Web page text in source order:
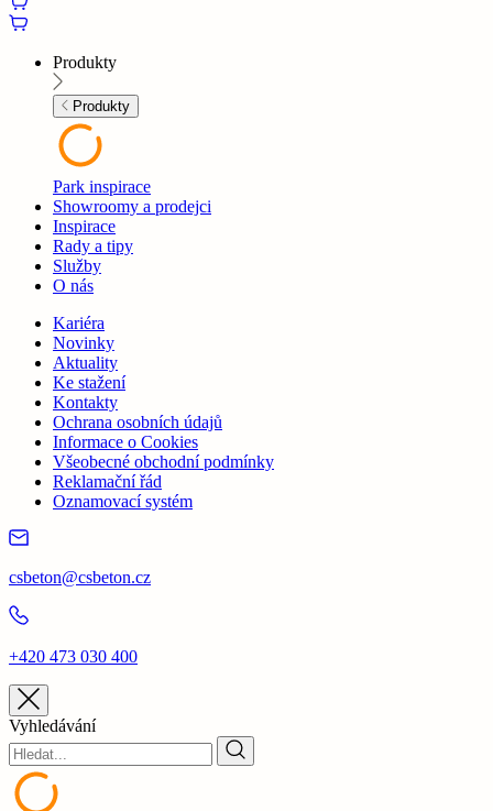
Produkty
Produkty
Park inspirace
Showroomy a prodejci
Inspirace
Rady a tipy
Služby
O nás
Kariéra
Novinky
Aktuality
Ke stažení
Kontakty
Ochrana osobních údajů
Informace o Cookies
Všeobecné obchodní podmínky
Reklamační řád
Oznamovací systém
csbeton@csbeton.cz
+420 473 030 400
Vyhledávání